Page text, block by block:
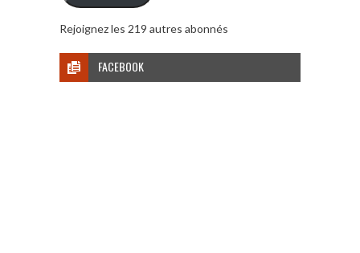
Rejoignez les 219 autres abonnés
FACEBOOK